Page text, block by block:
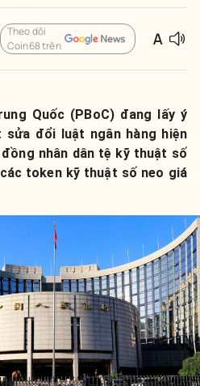
Theo dõi
Coin68 trên
Quốc (PBoC) đang lấy ý
sửa đổi luật ngân hàng hiện
nhân dân tệ kỹ thuật số
token kỹ thuật số neo giá